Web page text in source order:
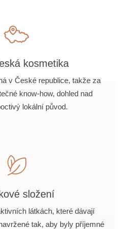
kosmetika
v České republice, takže za
know-how, dohled nad
lokální původ.
složení
látkách, které dávají
tak, aby byly příjemné